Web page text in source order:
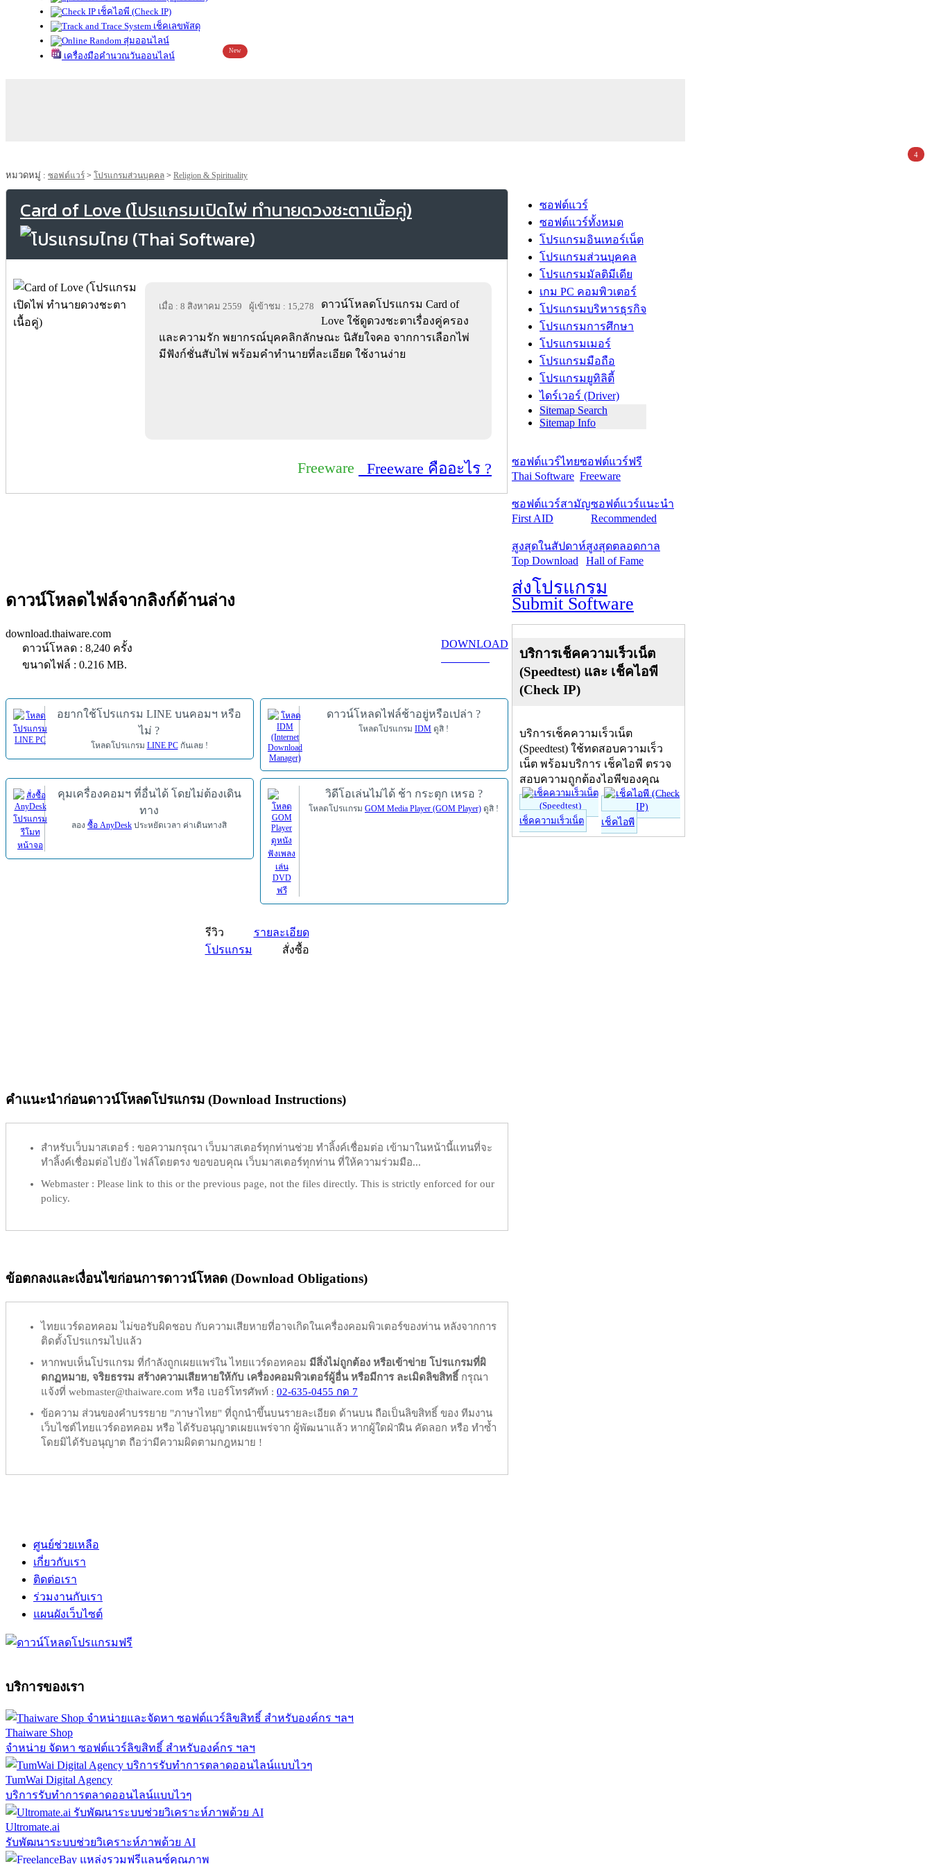
เช็คไอพี (Check IP)
เช็คเลขพัสดุ
สุ่มออนไลน์
เครื่องมือคำนวณวันออนไลน์
New
หมวดหมู่ : ซอฟต์แวร์ > โปรแกรมส่วนบุคคล > Religion & Spirituality
Card of Love (โปรแกรมเปิดไพ่ ทำนายดวงชะตาเนื้อคู่)
เมื่อ : 8 สิงหาคม 2559 ผู้เข้าชม : 15,278
ดาวน์โหลดโปรแกรม Card of
Love ใช้ดูดวงชะตาเรื่องคู่ครอง
และความรัก พยากรณ์บุคคลิกลักษณะ นิสัยใจคอ จากการเลือกไพ่
มีฟังก์ชั่นสับไพ่ พร้อมคำทำนายที่ละเอียด ใช้งานง่าย
Freeware Freeware คืออะไร ?
ดาวน์โหลดไฟล์จากลิงก์ด้านล่าง
download.thaiware.com
ดาวน์โหลด : 8,240 ครั้ง
ขนาดไฟล์ : 0.216 MB.
DOWNLOAD
อยากใช้โปรแกรม LINE บนคอมฯ หรือ
ไม่ ?
โหลดโปรแกรม LINE PCกันเลย !
ดาวน์โหลดไฟล์ช้าอยู่หรือเปล่า ?
โหลดโปรแกรม IDM ดูสิ !
คุมเครื่องคอมฯ ที่อื่นได้ โดยไม่ต้องเดิน
ทาง
ลอง ซื้อ AnyDesk ประหยัดเวลา ค่าเดินทางสิ
วิดีโอเล่นไม่ได้ ช้า กระตุก เหรอ ?
โหลดโปรแกรม GOM Media Player (GOM Player) ดูสิ !
รีวิว
รายละเอียด
โปรแกรม
สั่งซื้อ
คำแนะนำก่อนดาวน์โหลดโปรแกรม (Download Instructions)
สำหรับเว็บมาสเตอร์ : ขอความกรุณา เว็บมาสเตอร์ทุกท่านช่วย ทำลิ้งค์เชื่อมต่อ เข้ามาในหน้านี้แทนที่จะ
ทำลิ้งค์เชื่อมต่อไปยัง ไฟล์โดยตรง ขอขอบคุณ เว็บมาสเตอร์ทุกท่าน ที่ให้ความร่วมมือ...
Webmaster : Please link to this or the previous page, not the files directly. This is strictly enforced for our
policy.
ข้อตกลงและเงื่อนไขก่อนการดาวน์โหลด (Download Obligations)
ไทยแวร์ดอทคอม ไม่ขอรับผิดชอบ กับความเสียหายที่อาจเกิดในเครื่องคอมพิวเตอร์ของท่าน หลังจากการ
ติดตั้งโปรแกรมไปแล้ว
หากพบเห็นโปรแกรม ที่กำลังถูกเผยแพร่ใน ไทยแวร์ดอทคอม มีสิ่งไม่ถูกต้อง หรือเข้าข่าย โปรแกรมที่ผิ
ดกฏหมาย, จริยธรรม สร้างความเสียหายให้กับ เครื่องคอมพิวเตอร์ผู้อื่น หรือมีการ ละเมิดลิขสิทธิ์ กรุณา
แจ้งที่ webmaster@thaiware.com หรือ เบอร์โทรศัพท์ : 02-635-0455 กด 7
ข้อความ ส่วนของคำบรรยาย "ภาษาไทย" ที่ถูกนำขึ้นบนรายละเอียด ด้านบน ถือเป็นลิขสิทธิ์ ของ ทีมงาน
เว็บไซต์ไทยแวร์ดอทคอม หรือ ได้รับอนุญาตเผยแพร่จาก ผู้พัฒนาแล้ว หากผู้ใดฝ่าฝืน คัดลอก หรือ ทำซ้ำ
โดยมิได้รับอนุญาต ถือว่ามีความผิดตามกฎหมาย !
ซอฟต์แวร์
ซอฟต์แวร์ทั้งหมด
โปรแกรมอินเทอร์เน็ต
โปรแกรมส่วนบุคคล
โปรแกรมมัลติมีเดีย
เกม PC คอมพิวเตอร์
โปรแกรมบริหารธุรกิจ
โปรแกรมการศึกษา
โปรแกรมเมอร์
โปรแกรมมือถือ
โปรแกรมยูทิลิตี้
ไดร์เวอร์ (Driver)
Sitemap Search
Sitemap Info
ซอฟต์แวร์ไทย
Thai Software
ซอฟต์แวร์ฟรี
Freeware
ซอฟต์แวร์สามัญ
First AID
ซอฟต์แวร์แนะนำ
Recommended
สูงสุดในสัปดาห์
Top Download
สูงสุดตลอดกาล
Hall of Fame
ส่งโปรแกรม
Submit Software
บริการเช็คความเร็วเน็ต
(Speedtest) และ เช็คไอพี
(Check IP)
บริการเช็คความเร็วเน็ต
(Speedtest) ใช้ทดสอบความเร็ว
เน็ต พร้อมบริการ เช็คไอพี ตรวจ
สอบความถูกต้องไอพีของคุณ
เช็คความเร็วเน็ต เช็คไอพี
ศูนย์ช่วยเหลือ
เกี่ยวกับเรา
ติดต่อเรา
ร่วมงานกับเรา
4
แผนผังเว็บไซต์
บริการของเรา
Thaiware Shop
จำหน่าย จัดหา ซอฟต์แวร์ลิขสิทธิ์ สำหรับองค์กร ฯลฯ
TumWai Digital Agency
บริการรับทำการตลาดออนไลน์แบบไวๆ
Ultromate.ai
รับพัฒนาระบบช่วยวิเคราะห์ภาพด้วย AI